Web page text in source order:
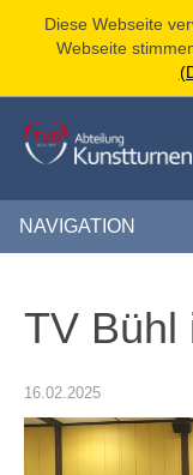
Diese Webseite
Webseite
NAVIGATION
TV Bühl
16.02.2025